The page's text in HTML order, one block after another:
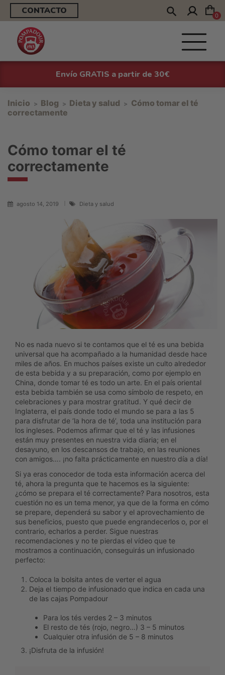
CONTACTO 0
Envío GRATIS a partir de 30€
Inicio Blog Dieta y salud
Cómo tomar el té
correctamente
Cómo tomar el té
correctamente
agosto 14, 2019 Dieta y salud
No es nada nuevo si te contamos que el té es una bebida
universal que ha acompañado a la humanidad desde hace
miles de años. En muchos países existe un culto alrededor
de esta bebida y a su preparación, como por ejemplo en
China, donde tomar té es todo un arte. En el país oriental
esta bebida también se usa como símbolo de respeto, en
celebraciones y para mostrar gratitud. Y qué decir de
Inglaterra, el país donde todo el mundo se para a las 5
para disfrutar de ‘la hora de té’, toda una institución para
los ingleses. Podemos afirmar que el té y las infusiones
están muy presentes en nuestra vida diaria; en el
desayuno, en los descansos de trabajo, en las reuniones
con amigos…. ¡no falta prácticamente en nuestro día a día!
Si ya eras conocedor de toda esta información acerca del
té, ahora la pregunta que te hacemos es la siguiente:
¿cómo se prepara el té correctamente? Para nosotros, esta
cuestión no es un tema menor, ya que de la forma en cómo
se prepare, dependerá su sabor y el aprovechamiento de
sus beneficios, puesto que puede engrandecerlos o, por el
contrario, echarlos a perder. Sigue nuestras
recomendaciones y no te pierdas el vídeo que te
mostramos a continuación, conseguirás un infusionado
perfecto:
Coloca la bolsita antes de verter el agua
Deja el tiempo de infusionado que indica en cada una
de las cajas Pompadour
Para los tés verdes 2 – 3 minutos
El resto de tés (rojo, negro…) 3 – 5 minutos
Cualquier otra infusión de 5 – 8 minutos
¡Disfruta de la infusión!